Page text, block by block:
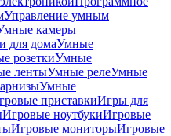
Управление умным
камеры
для домаУмные
розеткиУмные
лентыУмные релеУмные
Умные
приставкиИгры для
Игровые ноутбукиИгровые
Игровые мониторыИгровые